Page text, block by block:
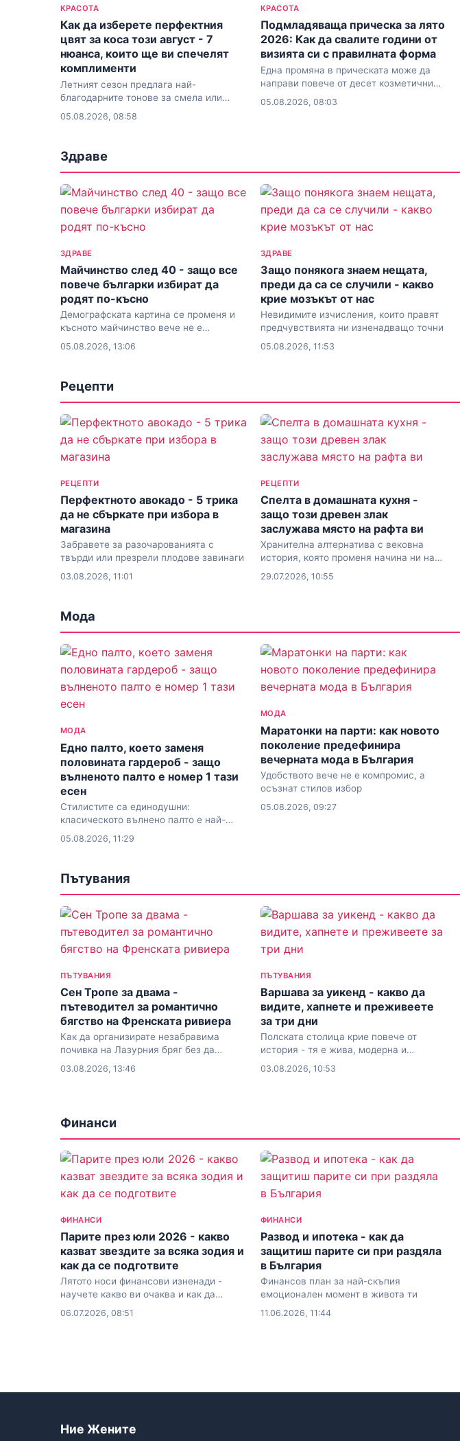
КРАСОТА
Как да изберете перфектния
цвят за коса този август - 7
нюанса, които ще ви спечелят
комплименти
Летният сезон предлага най-
благодарните тонове за смела или
05.08.2026, 08:58
КРАСОТА
Подмладяваща прическа за лято
2026: Как да свалите години от
визията си с правилната форма
Една промяна в прическата може да
направи повече от десет козметични
05.08.2026, 08:03
Здраве
ЗДРАВЕ
Майчинство след 40 - защо все
повече българки избират да
родят по-късно
Демографската картина се променя и
късното майчинство вече не е
05.08.2026, 13:06
ЗДРАВЕ
Защо понякога знаем нещата,
преди да са се случили - какво
крие мозъкът от нас
Невидимите изчисления, които правят
предчувствията ни изненадващо точни
05.08.2026, 11:53
Рецепти
РЕЦЕПТИ
Перфектното авокадо - 5 трика
да не сбъркате при избора в
магазина
Забравете за разочарованията с
твърди или презрели плодове завинаги
03.08.2026, 11:01
РЕЦЕПТИ
Спелта в домашната кухня -
защо този древен злак
заслужава място на рафта ви
Хранителна алтернатива с вековна
история, която променя начина ни на
готвене
29.07.2026, 10:55
Мода
МОДА
Едно палто, което заменя
половината гардероб - защо
вълненото палто е номер 1 тази
есен
Стилистите са единодушни:
класическото вълнено палто е най-
05.08.2026, 11:29
МОДА
Маратонки на парти: как новото
поколение предефинира
вечерната мода в България
Удобството вече не е компромис, а
осъзнат стилов избор
05.08.2026, 09:27
Пътувания
ПЪТУВАНИЯ
Сен Тропе за двама -
пътеводител за романтично
бягство на Френската ривиера
Как да организирате незабравима
почивка на Лазурния бряг без да
03.08.2026, 13:46
ПЪТУВАНИЯ
Варшава за уикенд - какво да
видите, хапнете и преживеете
за три дни
Полската столица крие повече от
история - тя е жива, модерна и
03.08.2026, 10:53
Финанси
ФИНАНСИ
Парите през юли 2026 - какво
казват звездите за всяка зодия и
как да се подготвите
Лятото носи финансови изненади -
научете какво ви очаква и как да
реагирате навреме
06.07.2026, 08:51
ФИНАНСИ
Развод и ипотека - как да
защитиш парите си при раздяла
в България
Финансов план за най-скъпия
емоционален момент в живота ти
11.06.2026, 11:44
Ние Жените